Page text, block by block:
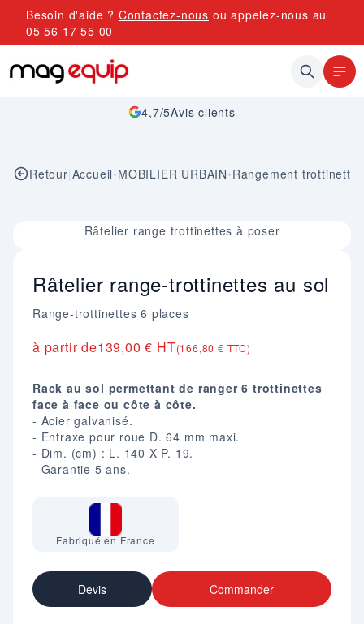
Allez au contenu
Besoin d'aide ? Contactez-nous ou appelez-nous au
05 56 17 55 00
4,7/5Avis clients
Retour|Accueil•MOBILIER URBAIN•Rangement trottinette
Image 1 sur 1Râtelier range trottinettes à poser
Râtelier range-trottinettes au sol
Range-trottinettes 6 places
à partir de139,00 € HT(166,80 € TTC)
Rack au sol permettant de ranger 6 trottinettes
face à face ou côte à côte.
- Acier galvanisé.
- Entraxe pour roue D. 64 mm maxi.
- Dim. (cm) : L. 140 X P. 19.
- Garantie 5 ans.
Fabriqué en France
Devis Commander